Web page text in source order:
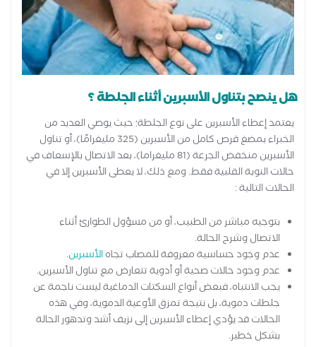
هل ينصح بتناول الأسبرين أثناء الجلطة ؟
يعتمد إعطاء الأسبرين على نوع الجلطة؛ حيث يوصي العديد من
الخبراء بمضغ قرص كامل من الأسبرين (325 مليغرامًا)، أو تناول
الأسبرين منخفض الجرعة (81 مليغراما)، بعد الاتصال بالإسعاف في
حالات النوبة القلبية فقط. ومع ذلك، لا يعطى الأسبرين إلا في
الحالات التالية :
بتوجيه مباشر من الطبيب، أو من مسؤول الطوارئ أثناء
الاتصال وشرح الحالة.
عدم وجود حساسية معروفة للمصاب تجاهالأسبرين.
عدم وجود حالات صحية أو أدوية تتعارض مع تناول الأسبرين.
يجب الانتباه، فبعض أنواع السكتات الدماغية ليست ناجمة عن
جلطات دموية، بل نتيجة تمزق الأوعية الدموية، وفي هذه
الحالات قد يؤدي إعطاء الأسبرين إلى نزيف أشد وتدهور الحالة
بشكل خطير.